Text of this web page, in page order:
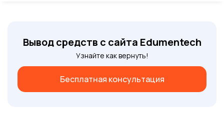
Вывод средств с сайта Edumentech
Узнайте как вернуть!
Бесплатная консультация